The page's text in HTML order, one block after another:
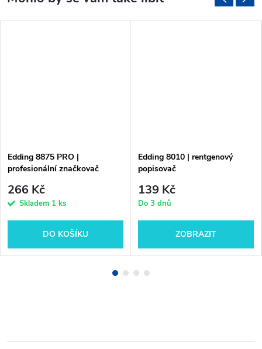
Edding 8875 PRO |
profesionální značkovač
266 Kč
Skladem 1 ks
DO KOŠÍKU
Edding 8010 | rentgenový
popisovač
139 Kč
Do 3 dnů
ZOBRAZIT